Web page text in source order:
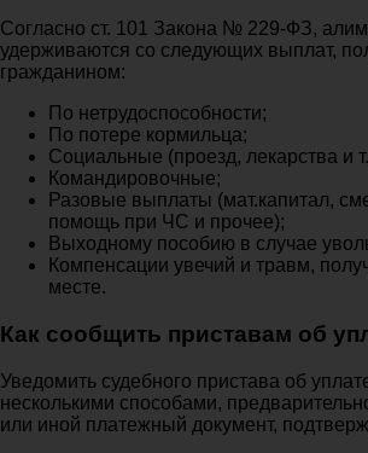
Согласно ст. 101 Закона № 229-ФЗ,
удерживаются со следующих выплат,
гражданином:
По нетрудоспособности;
По потере кормильца;
Социальные (проезд, лекарства и
Командировочные;
Разовые выплаты (мат.капитал,
помощь при ЧС и прочее);
Выходному пособию в случае
Компенсации увечий и травм,
месте.
Как сообщить приставам об
Уведомить судебного пристава об
несколькими способами,
или иной платежный документ,